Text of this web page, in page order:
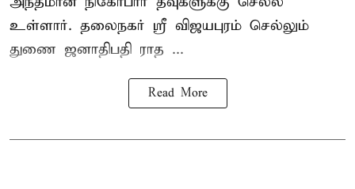
உள்ளார். தலைநகர் ஸ்ரீ விஜயபுரம் செல்லும்
துணை ஜனாதிபதி ராத ...
Read More